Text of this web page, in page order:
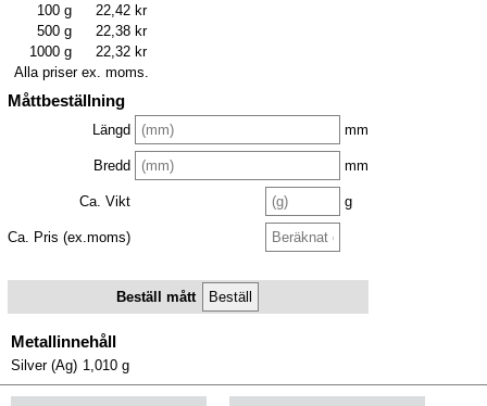
100 g
22,42 kr
500 g
22,38 kr
1000 g
22,32 kr
Alla priser ex. moms.
Måttbeställning
Längd mm
Bredd mm
Ca. Vikt g
Ca. Pris (ex.moms)
Beställ mått
Metallinnehåll
Silver (Ag) 1,010 g